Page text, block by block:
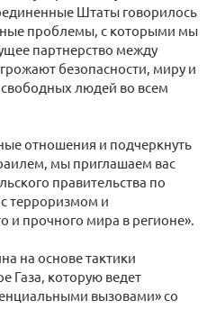
Штаты говорилось
проблемы, с которыми мы
партнерство между
безопасности, миру и
людей во всем
отношения и подчеркнуть
мы приглашаем вас
правительства по
терроризмом и
и прочного мира в регионе».
на основе тактики
Газа, которую ведет
вызовами» со